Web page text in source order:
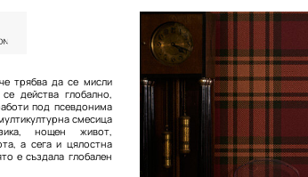
трябва да се мисли
действа глобално,
под псевдонима
смесица
нощен живот,
а сега и цялостна
е създала глобален